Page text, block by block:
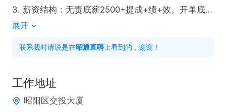
3. 薪资结构：无责底薪2500+提成+绩+效。开单底薪
3000+提成+绩+员工福利，综合薪资5000-10000
+元，多劳多得，上不封顶。
上班时间：9:00-12:00，13:30-18:00 。此岗位为电
话客服，要求员工具备相应沟通及销售技能，我们提
展开
联系我时请说是在昭通直聘 上看到的，谢谢！
工作地址
昭阳区交投大厦